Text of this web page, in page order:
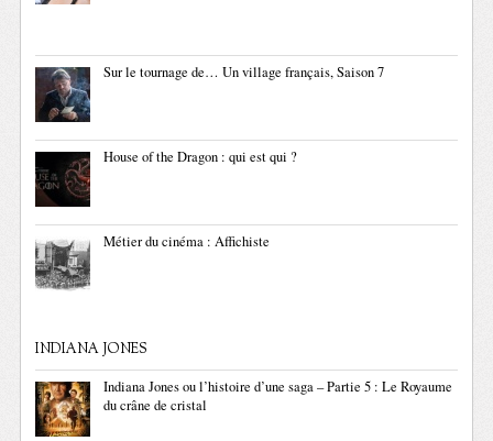
Sur le tournage de… Un village français, Saison 7
House of the Dragon : qui est qui ?
Métier du cinéma : Affichiste
INDIANA JONES
Indiana Jones ou l’histoire d’une saga – Partie 5 : Le Royaume
du crâne de cristal